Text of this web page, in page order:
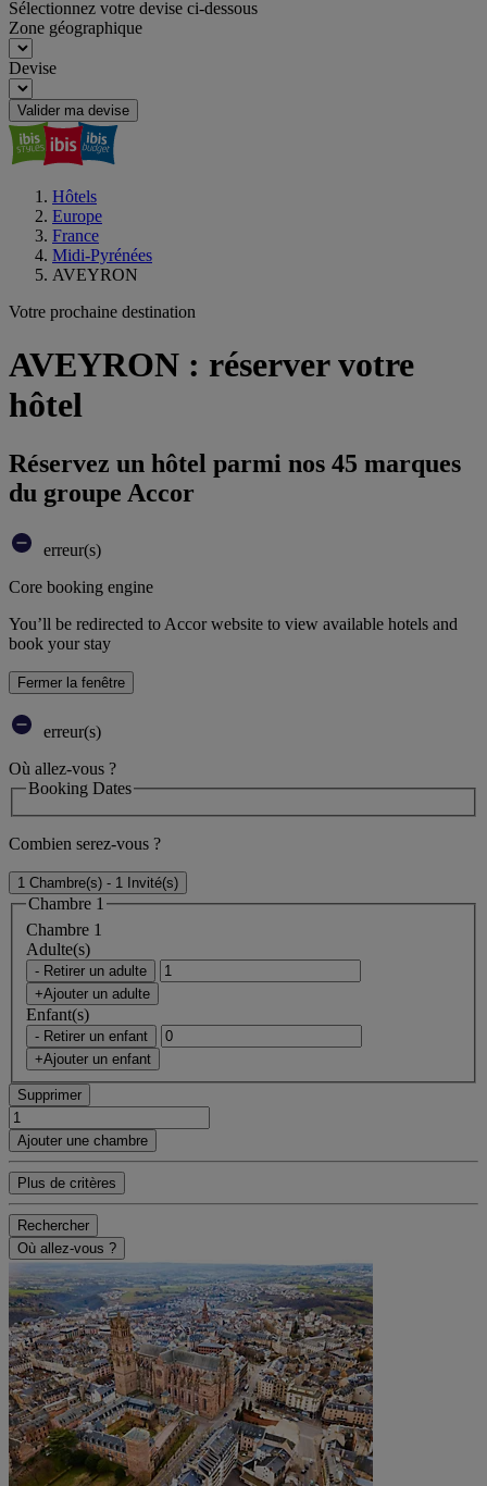
Sélectionnez votre devise ci-dessous
Zone géographique
Devise
Valider ma devise
Hôtels
Europe
France
Midi-Pyrénées
AVEYRON
Votre prochaine destination
AVEYRON : réserver votre
hôtel
Réservez un hôtel parmi nos 45 marques
du groupe Accor
erreur(s)
Core booking engine
You’ll be redirected to Accor website to view available hotels and
book your stay
Fermer la fenêtre
erreur(s)
Où allez-vous ?
Booking Dates
Combien serez-vous ?
1 Chambre(s) - 1 Invité(s)
Chambre 1
Chambre 1
Adulte(s)
- Retirer un adulte
+Ajouter un adulte
Enfant(s)
- Retirer un enfant
+Ajouter un enfant
Supprimer
Ajouter une chambre
Plus de critères
Rechercher
Où allez-vous ?